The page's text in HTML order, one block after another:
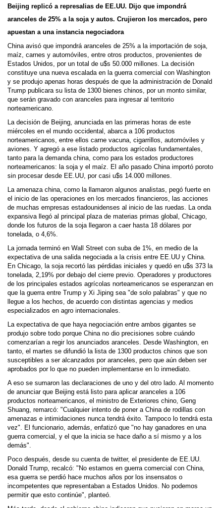
Beijing replicó a represalias de EE.UU. Dijo que impondrá
aranceles de 25% a la soja y autos. Crujieron los mercados, pero
apuestan a una instancia negociadora
China avisó que impondrá aranceles de 25% a la importación de soja,
maíz, carnes y automóviles, entre otros productos, provenientes de
Estados Unidos, por un total de u$s 50.000 millones. La decisión
constituye una nueva escalada en la guerra comercial con Washington
y se produjo apenas horas después de que la administración de Donald
Trump publicara su lista de 1300 bienes chinos, por un monto similar,
que serán gravado con aranceles para ingresar al territorio
norteamericano.
La decisión de Beijing, anunciada en las primeras horas de este
miércoles en el mundo occidental, abarca a 106 productos
norteamericanos, entre ellos carne vacuna, cigarrillos, automóviles y
aviones. Y agregó a ese listado productos agrícolas fundamentales,
tanto para la demanda china, como para los estados productores
norteamericanos: la soja y el maíz. El año pasado China importó poroto
sin procesar desde EE.UU, por casi u$s 14.000 millones.
La amenaza china, como la llamaron algunos analistas, pegó fuerte en
el inicio de las operaciones en los mercados financieros, las acciones
de muchas empresas estadounidenses al inicio de las ruedas. La onda
expansiva llegó al principal plaza de materias primas global, Chicago,
donde los futuros de la soja llegaron a caer hasta 18 dólares por
tonelada, o 4,6%.
La jornada terminó en Wall Street con suba de 1%, en medio de la
expectativa de una salida negociada a la crisis entre EE.UU y China.
En Chicago, la soja recortó las pérdidas iniciales y quedó en u$s 373 la
tonelada, 2,19% por debajo del cierre previo. Operadores y productores
de los principales estados agrícolas norteamericanos se esperanzan en
que la guerra entre Trump y Xi Jiping sea "de solo palabras" y que no
llegue a los hechos, de acuerdo con distintas agencias y medios
especializados en agro internacionales.
La expectativa de que haya negociación entre ambos gigantes se
produjo sobre todo porque China no dio precisiones sobre cuándo
comenzarían a regir los anunciados aranceles. Desde Washington, en
tanto, el martes se difundió la lista de 1300 productos chinos que son
susceptibles a ser alcanzados por aranceles, pero que aún deben ser
aprobados por lo que no pueden implementarse en lo inmediato.
A eso se sumaron las declaraciones de uno y del otro lado. Al momento
de anunciar que Beijing está listo para aplicar aranceles a 106
productos norteamericanos, el ministro de Exteriores chino, Geng
Shuang, remarcó: "Cualquier intento de poner a China de rodillas con
amenazas e intimidaciones nunca tendrá éxito. Tampoco lo tendrá esta
vez". El funcionario, además, enfatizó que "no hay ganadores en una
guerra comercial, y el que la inicia se hace daño a sí mismo y a los
demás".
Poco después, desde su cuenta de twitter, el presidente de EE.UU.
Donald Trump, recalcó: "No estamos en guerra comercial con China,
esa guerra se perdió hace muchos años por los insensatos o
incompetentes que representaban a Estados Unidos. No podemos
permitir que esto continúe", planteó.